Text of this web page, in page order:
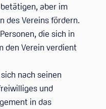
aber im
des Vereins fördern.
die sich in
den Verein verdient
nach seinen
und
in das